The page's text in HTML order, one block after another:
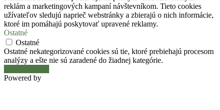
reklám a marketingových kampaní návštevníkom. Tieto cookies
užívateľov sledujú naprieč webstránky a zbierajú o nich informácie,
ktoré im pomáhajú poskytovať upravené reklamy.
Ostatné
Ostatné
Ostatné nekategorizované cookies sú tie, ktoré prebiehajú procesom
analýzy a ešte nie sú zaradené do žiadnej kategórie.
Powered by